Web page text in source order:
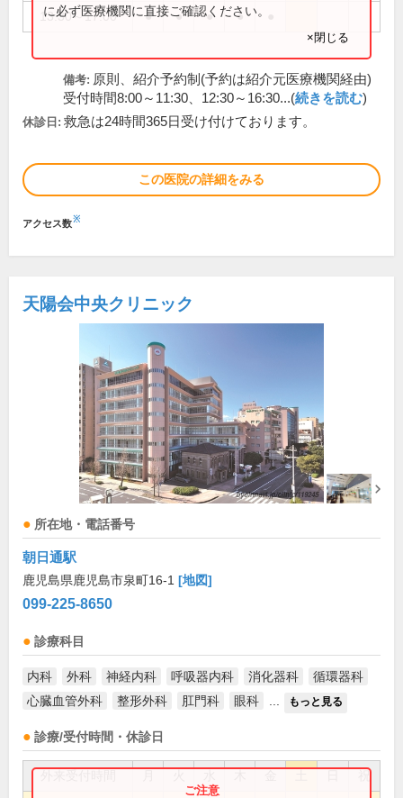
13:30～17:00 ● ● ● ●
に必ず医療機関に直接ご確認ください。
×閉じる
備考: 原則、紹介予約制(予約は紹介元医療機関経由)
受付時間8:00～11:30、12:30～16:30...(続きを読む)
休診日: 救急は24時間365日受け付けております。
この医院の詳細をみる
アクセス数※
天陽会中央クリニック
所在地・電話番号
朝日通駅
鹿児島県鹿児島市泉町16-1 [地図]
099-225-8650
診療科目
内科 外科 神経内科 呼吸器内科 消化器科
循環器科
心臓血管外科
整形外科 肛門科 眼科 もっと見る
診療/受付時間・休診日
祝